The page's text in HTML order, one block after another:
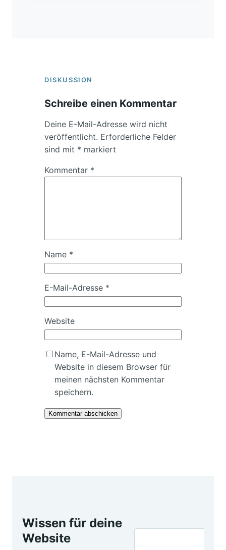
DISKUSSION
Schreibe einen Kommentar
Deine E-Mail-Adresse wird nicht
veröffentlicht. Erforderliche Felder
sind mit * markiert
Kommentar *
Name *
E-Mail-Adresse *
Website
Name, E-Mail-Adresse und
Website in diesem Browser für
meinen nächsten Kommentar
speichern.
Wissen für deine
Website